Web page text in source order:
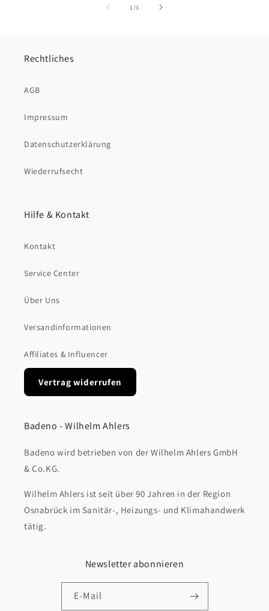
1 /von
3
Rechtliches
AGB
Impressum
Datenschutzerklärung
Wiederrufsecht
Hilfe & Kontakt
Kontakt
Service Center
Über Uns
Versandinformationen
Affiliates & Influencer
Vertrag widerrufen
Badeno - Wilhelm Ahlers
Badeno wird betrieben von der Wilhelm Ahlers GmbH
& Co.KG.
Wilhelm Ahlers ist seit über 90 Jahren in der Region
Osnabrück im Sanitär-, Heizungs- und Klimahandwerk
tätig.
Newsletter abonnieren
E-Mail